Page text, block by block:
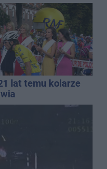
lat temu kolarze